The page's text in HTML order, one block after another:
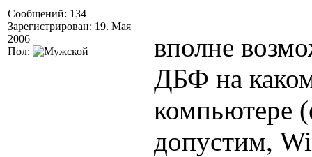
Сообщений: 134
Зарегистрирован: 19. Мая
2006
Пол:
вполне
ДБФ на
компьютере
допустим,